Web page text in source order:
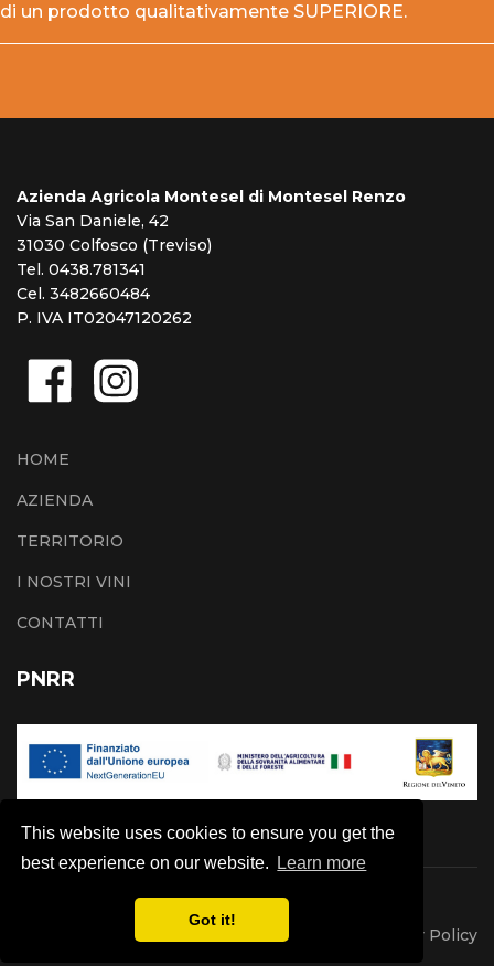
This website uses cookies to ensure you get the
best experience on our website.
Learn more
Got it!
di un prodotto qualitativamente SUPERIORE.
Azienda Agricola Montesel di Montesel Renzo
Via San Daniele, 42
31030 Colfosco (Treviso)
Tel. 0438.781341
Cel. 3482660484
P. IVA IT02047120262
HOME
AZIENDA
TERRITORIO
I NOSTRI VINI
CONTATTI
PNRR
© 2026 - Azienda Agricola Montesel
Privacy Policy